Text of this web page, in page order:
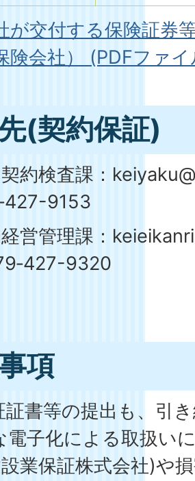
が交付する保険証券
険会社） (PDFファ
(契約保証)
約検査課：
9153
経営管理課：
9320
項
証書等の提出も、引
電子化による取扱い
設業保証株式会社)や